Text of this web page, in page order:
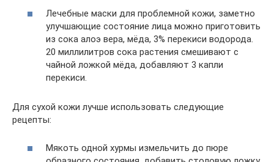
Лечебные маски для проблемной кожи, заметно
улучшающие состояние лица можно приготовить
из сока алоэ вера, мёда, 3% перекиси водорода.
20 миллилитров сока растения смешивают с
чайной ложкой мёда, добавляют 3 капли
перекиси.
Для сухой кожи лучше использовать следующие
рецепты:
Мякоть одной хурмы измельчить до пюре